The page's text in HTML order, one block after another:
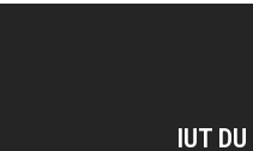
IUT